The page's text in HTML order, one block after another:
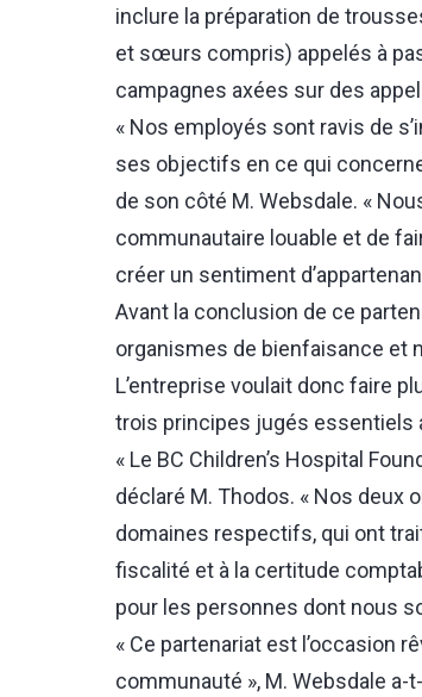
inclure la préparation de
et sœurs compris) appelés à
campagnes axées sur des
« Nos employés sont ravis de
ses objectifs en ce qui
de son côté M. Websdale. «
communautaire louable et de
créer un sentiment
Avant la conclusion de ce
organismes de bienfaisance et
L’entreprise voulait donc faire
trois principes jugés essentiels
« Le BC Children’s Hospital
déclaré M. Thodos. « Nos deux
domaines respectifs, qui ont
fiscalité et à la certitude
pour les personnes dont nous
« Ce partenariat est l’occasion
communauté », M. Websdale